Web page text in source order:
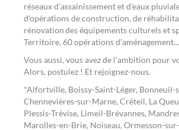
réseaux d’assainissement et d’eaux
d'opérations de construction, de
rénovation des équipements culturels et
Territoire, 60 opérations d’aménagement...
Vous aussi, vous avez de l'ambition pour
Alors, postulez ! Et rejoignez-nous.
*Alfortville, Boissy-Saint-Léger, Bonneuil-
Chennevières-sur-Marne, Créteil, La
Plessis-Trévise, Limeil-Brévannes,
Marolles-en-Brie, Noiseau, Ormesson-